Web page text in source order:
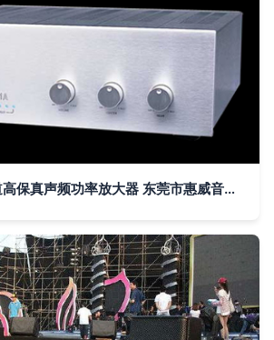
D1205.1A 五声道高保真声频功率放大器 东莞市惠威音响灯光工程公司的音质革新之作